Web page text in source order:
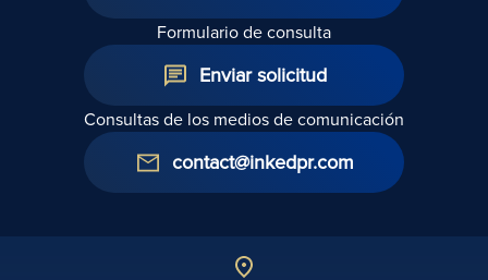
Formulario de consulta
Enviar solicitud
Consultas de los medios de comunicación
contact@inkedpr.com